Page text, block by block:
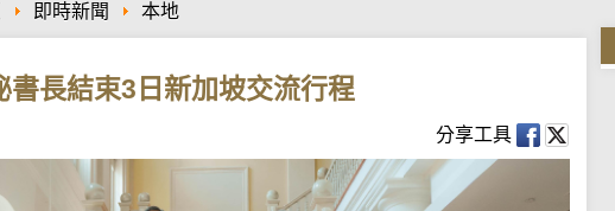
c
即時新聞 本地
書長結束3日新加坡交流行程
分享工具